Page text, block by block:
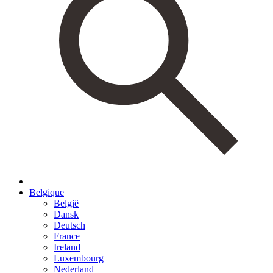
Belgique
België
Dansk
Deutsch
France
Ireland
Luxembourg
Nederland